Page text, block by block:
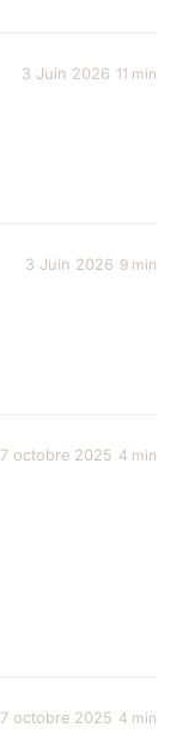
3 Juin 2026 11 min
3 Juin 2026 9 min
7 octobre 2025 4 min
7 octobre 2025 4 min